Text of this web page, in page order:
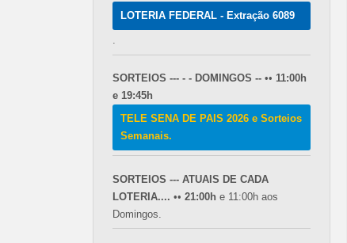
LOTERIA FEDERAL - Extração 6089
.
SORTEIOS --- - - DOMINGOS -- •• 11:00h
e 19:45h
TELE SENA DE PAIS 2026 e Sorteios
Semanais.
SORTEIOS --- ATUAIS DE CADA
LOTERIA.... •• 21:00h e 11:00h aos
Domingos.